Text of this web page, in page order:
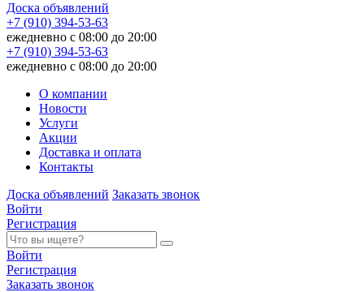
Доска объявлений
+7 (910) 394-53-63
ежедневно с 08:00 до 20:00
+7 (910) 394-53-63
ежедневно с 08:00 до 20:00
О компании
Новости
Услуги
Акции
Доставка и оплата
Контакты
Доска объявлений Заказать звонок
Войти
Регистрация
Войти
Регистрация
Заказать звонок